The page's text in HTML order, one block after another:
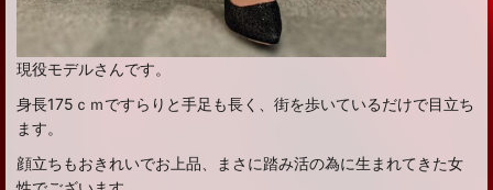
現役モデルさんです。
身長175ｃｍですらりと手足も長く、街を歩いているだけで目立ち
ます。
顔立ちもおきれいでお上品、まさに踏み活の為に生まれてきた女